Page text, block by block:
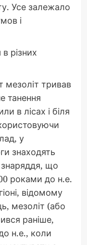
Усе залежало
і
різних
мезоліт тривав
танення
в лісах і біля
у
знаходять
знаряддя, що
роками до н.е.
відомому
мезоліт (або
раніше,
н.е., коли